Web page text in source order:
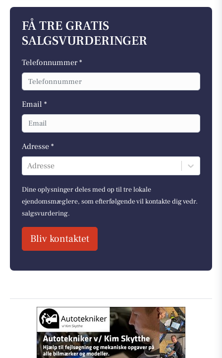
FÅ TRE GRATIS
SALGSVURDERINGER
Telefonnummer *
Email *
Adresse *
Adresse
Dine oplysninger deles med op til tre lokale
ejendomsmæglere, som efterfølgende vil kontakte dig vedr.
salgsvurdering.
Bliv kontaktet